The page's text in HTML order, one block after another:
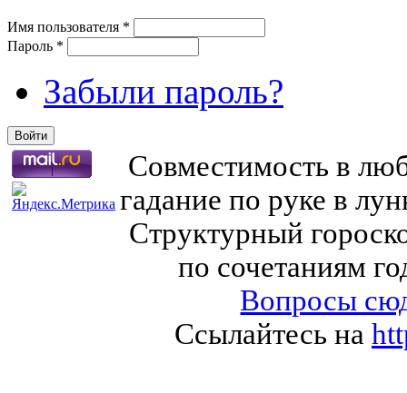
Имя пользователя *
Пароль *
Забыли пароль?
Совместимость в
гадание по руке в
Структурный
по сочетаниям
Вопросы
Ссылайтесь на